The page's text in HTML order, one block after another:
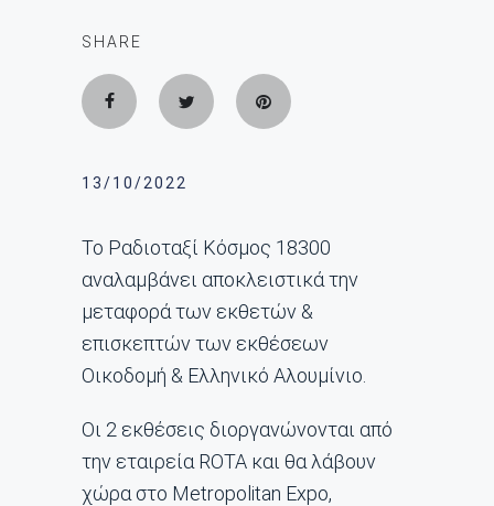
SHARE
13/10/2022
Το Ραδιοταξί Κόσμος 18300
αναλαμβάνει αποκλειστικά την
μεταφορά των εκθετών &
επισκεπτών των εκθέσεων
Οικοδομή & Ελληνικό Αλουμίνιο.
Οι 2 εκθέσεις διοργανώνονται από
την εταιρεία ROTA και θα λάβουν
χώρα στο Metropolitan Expo,